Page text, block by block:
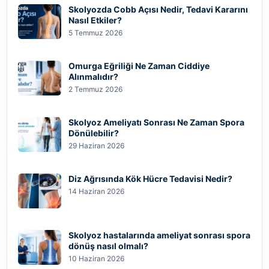
Skolyozda Cobb Açısı Nedir, Tedavi Kararını
Nasıl Etkiler?
5 Temmuz 2026
Omurga Eğriliği Ne Zaman Ciddiye
Alınmalıdır?
2 Temmuz 2026
Skolyoz Ameliyatı Sonrası Ne Zaman Spora
Dönülebilir?
29 Haziran 2026
Diz Ağrısında Kök Hücre Tedavisi Nedir?
14 Haziran 2026
Skolyoz hastalarında ameliyat sonrası spora
dönüş nasıl olmalı?
10 Haziran 2026